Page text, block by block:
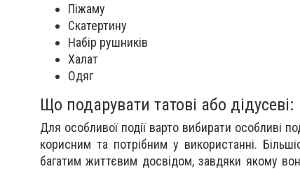
Піжаму
Скатертину
Набір рушників
Халат
Одяг
Що подарувати татові або дідусеві:
Для особливої події варто вибирати особливі
корисним та потрібним у використанні.
багатим життєвим досвідом, завдяки якому